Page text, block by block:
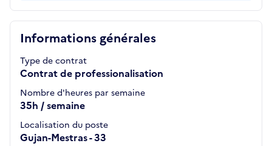
Informations générales
Type de contrat
Contrat de professionalisation
Nombre d'heures par semaine
35h / semaine
Localisation du poste
Gujan-Mestras - 33